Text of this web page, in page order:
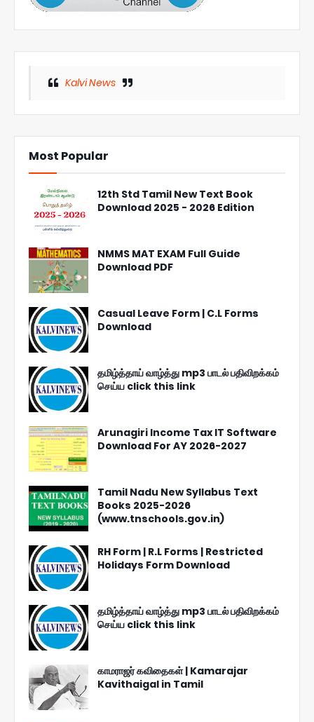
Kalvi News
Most Popular
12th Std Tamil New Text Book
Download 2025 - 2026 Edition
NMMS MAT EXAM Full Guide
Download PDF
Casual Leave Form | C.L Forms
Download
தமிழ்த்தாய் வாழ்த்து mp3 பாடல் பதிவிறக்கம்
செய்ய click this link
Arunagiri Income Tax IT Software
Download For AY 2026-2027
Tamil Nadu New Syllabus Text
Books 2025-2026
(www.tnschools.gov.in)
RH Form | R.L Forms | Restricted
Holidays Form Download
தமிழ்த்தாய் வாழ்த்து mp3 பாடல் பதிவிறக்கம்
செய்ய click this link
காமராஜர் கவிதைகள் | Kamarajar
Kavithaigal in Tamil